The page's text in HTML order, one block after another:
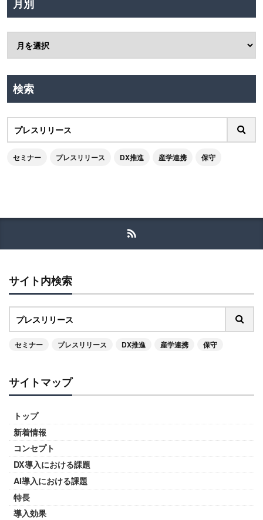
月別
検索
セミナー プレスリリース DX推進 産学連携 保守
サイト内検索
セミナー プレスリリース DX推進 産学連携 保守
サイトマップ
トップ
新着情報
コンセプト
DX導入における課題
AI導入における課題
特長
導入効果